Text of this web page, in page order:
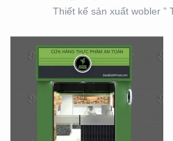
Thiết kế sản xuất wobler ”
THIẾT KẾ THI CÔNG
BẢNG HIỆU – MẶT
DỰNG LONG MINH HÂN